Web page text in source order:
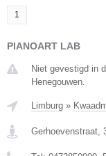
1
PIANOART LAB
Niet gevestigd in
Henegouwen.
Limburg »
Gerhoevenstraat,